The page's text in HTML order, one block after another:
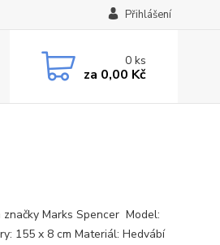
Přihlášení
0ks
za 0,00 Kč
Marks Spencer Model:
155 x 8 cm Materiál: Hedvábí